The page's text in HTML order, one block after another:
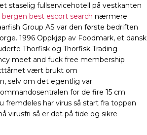
staselig fullservicehotell på vestkanten
bergen best escort search nærmere
Group AS var den første bedriften
1996 Oppkjøp av Foodmark, et dansk
Thorfisk og Thorfisk Trading
meet and fuck free membership
vært brukt om
selv om det egentlig var
for de fire 15 cm
fremdeles har virus så start fra toppen
virusfri så er det på tide og sikre